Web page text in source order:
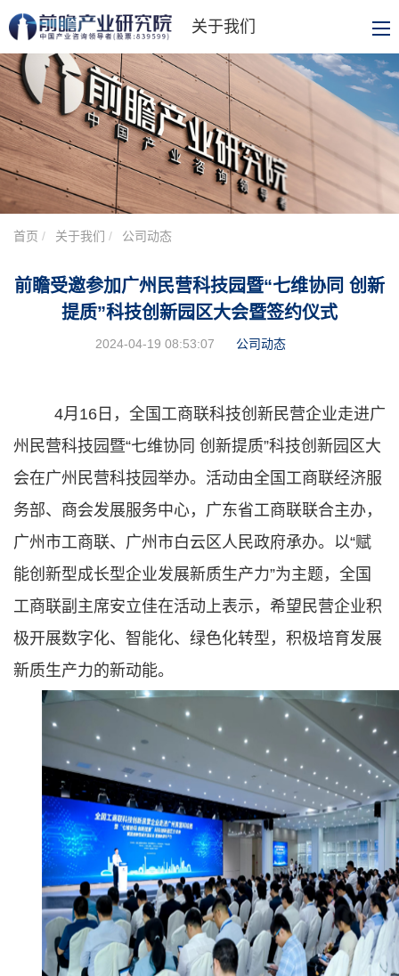
关于我们
首页 关于我们 公司动态
前瞻受邀参加广州民营科技园暨“七维协同 创新
提质”科技创新园区大会暨签约仪式
2024-04-19 08:53:07 公司动态
4月16日，全国工商联科技创新民营企业走进广
州民营科技园暨“七维协同 创新提质”科技创新园区大
会在广州民营科技园举办。活动由全国工商联经济服
务部、商会发展服务中心，广东省工商联联合主办，
广州市工商联、广州市白云区人民政府承办。以“赋
能创新型成长型企业发展新质生产力”为主题，全国
工商联副主席安立佳在活动上表示，希望民营企业积
极开展数字化、智能化、绿色化转型，积极培育发展
新质生产力的新动能。